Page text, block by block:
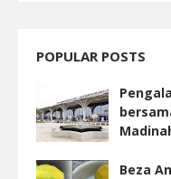
POPULAR POSTS
Beza